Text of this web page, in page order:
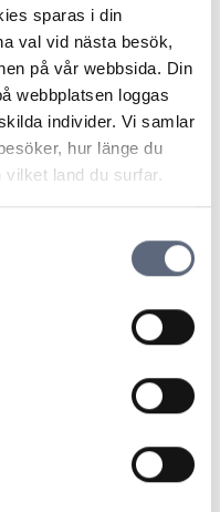
sparas i din
val vid nästa besök,
på vår webbsida. Din
webbplatsen loggas
individer. Vi samlar
hur länge du
vilket land du surfar.
att ingå ett avtal och
sig
som görs från hennes
Vidare menade
i villkoren att om
tillåtelse,
annan.
själv inte gjort köpen, i
ARN ansåg det
dotter med samtycke
att betala för köpen av